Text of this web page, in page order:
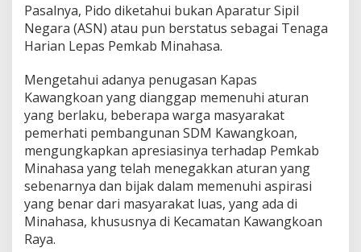
Pasalnya, Pido diketahui bukan Aparatur Sipil
Negara (ASN) atau pun berstatus sebagai Tenaga
Harian Lepas Pemkab Minahasa.
Mengetahui adanya penugasan Kapas
Kawangkoan yang dianggap memenuhi aturan
yang berlaku, beberapa warga masyarakat
pemerhati pembangunan SDM Kawangkoan,
mengungkapkan apresiasinya terhadap Pemkab
Minahasa yang telah menegakkan aturan yang
sebenarnya dan bijak dalam memenuhi aspirasi
yang benar dari masyarakat luas, yang ada di
Minahasa, khususnya di Kecamatan Kawangkoan
Raya.